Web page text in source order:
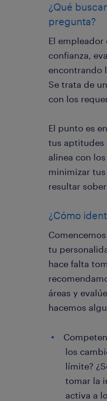
¿Qué
pregunta?
El empleador
confianza,
encontrando
Se trata de
con los
El punto es
tus aptitudes
alinea con
minimizar
resultar
¿Cómo
tu
hace falta
áreas y
hacemos
los
límite?
tomar la
activa a